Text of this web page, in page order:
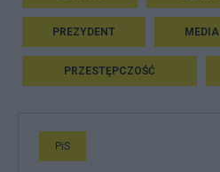
PREZYDENT MEDIA
PRZESTĘPCZOŚĆ
PiS